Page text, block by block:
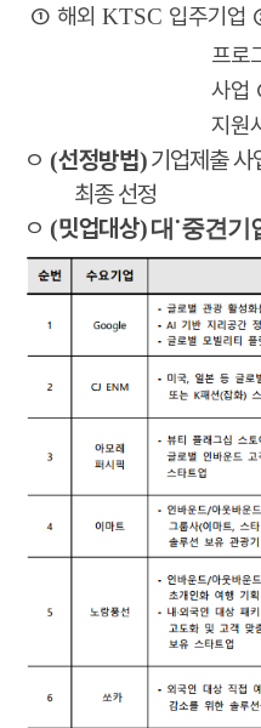
① 해외 KTSC 입주기업
프로
사업
지원
ㅇ (선정방법)기업제출 사
최종 선정
ㅇ (밋업대상)대˙중견기